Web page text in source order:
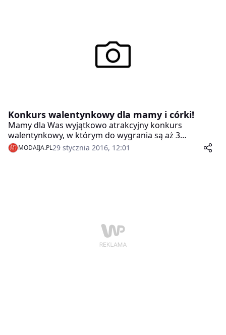
Konkurs walentynkowy dla mamy i córki!
Mamy dla Was wyjątkowo atrakcyjny konkurs
walentynkowy, w którym do wygrania są aż 3
podwójne zestawy kosmetyków – dla dziewczyn i dla
nieco starszych dziewczyn!
MODAIJA.PL29 stycznia 2016, 12:01